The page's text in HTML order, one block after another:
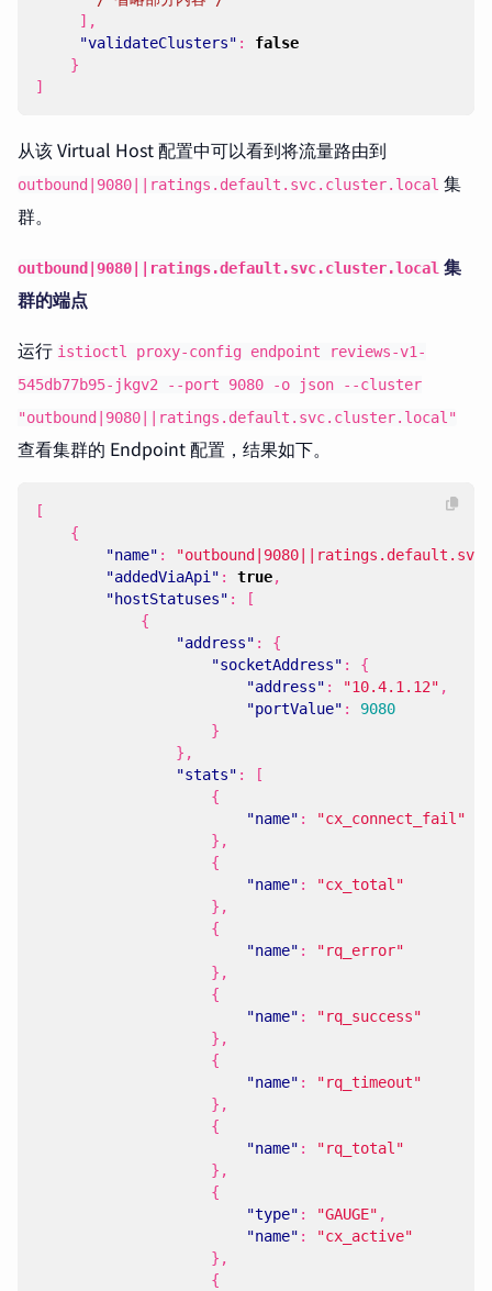
],
"validateClusters" :
false
}
]
从该 Virtual Host 配置中可以看到将流量路由到
outbound|9080||ratings.default.svc.cluster.local 集
群。
outbound|9080||ratings.default.svc.cluster.local 集
群的端点
运行 istioctl proxy-config endpoint reviews-v1-
545db77b95-jkgv2 --port 9080 -o json --cluster
"outbound|9080||ratings.default.svc.cluster.local"
查看集群的 Endpoint 配置，结果如下。
[
{
"name" :
"addedViaApi" : true,
"hostStatuses" :
[
{
"address" :
{
"socketAddress" :
{
"address" : "10.4.1.12" ,
"portValue" :
9080
}
},
"stats" :
[
{
"name" :
"cx_connect_fail"
},
{
"name" :
"cx_total"
},
{
"name" :
"rq_error"
},
{
"name" :
"rq_success"
},
{
"name" :
"rq_timeout"
},
{
"name" :
"rq_total"
},
{
"type" : "GAUGE" ,
"name" :
"cx_active"
},
{